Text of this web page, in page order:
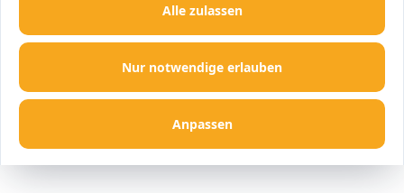
Nur notwendige erlauben
Anpassen
Alle zulassen